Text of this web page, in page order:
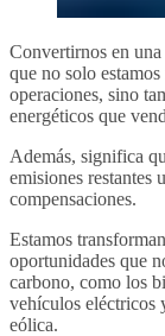
Convertirnos en
que no solo
operaciones, sino
energéticos que
Además, significa
emisiones restantes
compensaciones.
Estamos
oportunidades que
carbono, como los
vehículos eléctricos
eólica.